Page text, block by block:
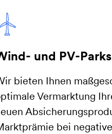
und PV-Parks
bieten Ihnen
Vermarktung
bei